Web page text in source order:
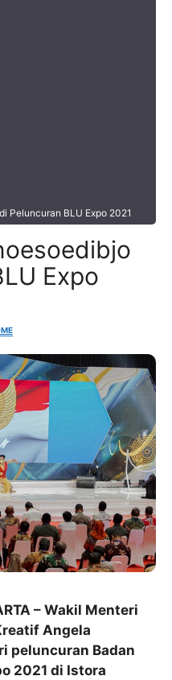
Peluncuran BLU Expo 2021
Expo
– Wakil Menteri
Angela
peluncuran Badan
2021 di Istora